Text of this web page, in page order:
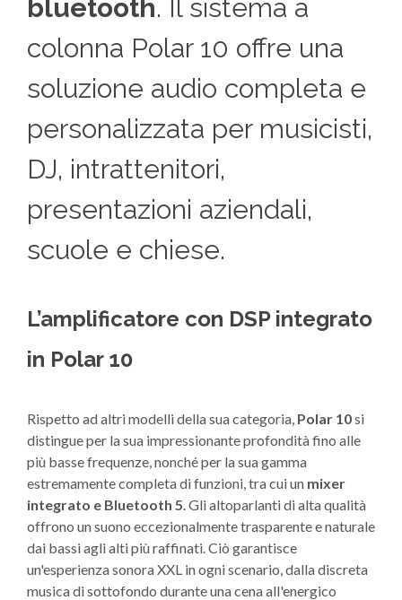
bluetooth. Il sistema a
colonna Polar 10 offre una
soluzione audio completa e
personalizzata per musicisti,
DJ, intrattenitori,
presentazioni aziendali,
scuole e chiese.
L’amplificatore con DSP integrato
in Polar 10
Rispetto ad altri modelli della sua categoria, Polar 10si
distingue per la sua impressionante profondità fino alle
più basse frequenze, nonché per la sua gamma
estremamente completa di funzioni, tra cui un mixer
integrato e Bluetooth 5.Gli altoparlantidi alta qualità
offrono un suono eccezionalmente trasparente e naturale
dai bassi agli alti più raffinati. Ciò garantisce
un'esperienza sonora XXL in ogni scenario, dalla discreta
musica di sottofondo durante una cena all'energico